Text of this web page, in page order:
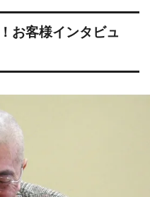
お客様インタビュ